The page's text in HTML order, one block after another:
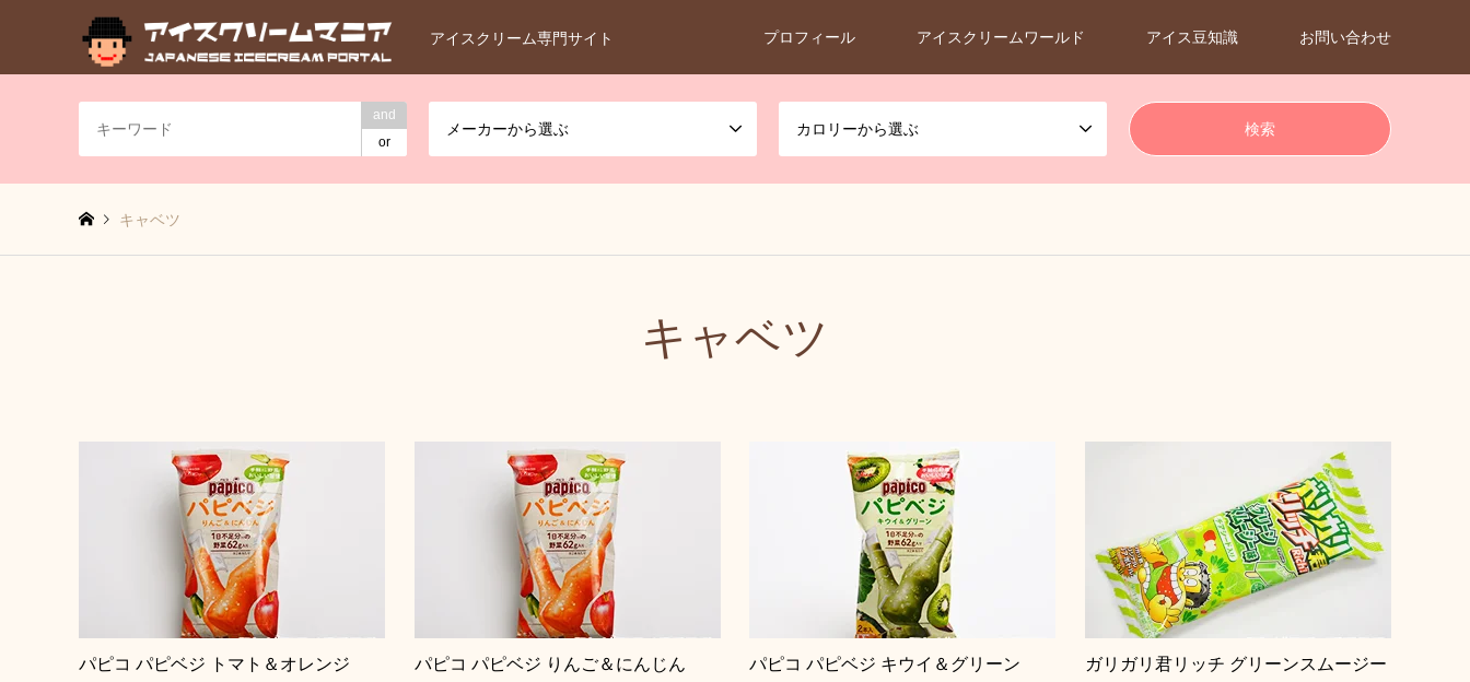
アイスクリーム専門サイト プロフィール アイスクリームワールド アイス豆知識 お問い合わせ
and
or
メーカーから選ぶ カロリーから選ぶ
キャベツ
キャベツ
パピコ パピベジ トマト＆オレンジ パピコ パピベジ りんご＆にんじん パピコ パピベジ キウイ＆グリーン
ガリガリ君リッチ グリーンスムージー